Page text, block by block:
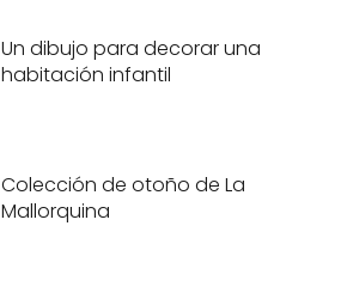
Un dibujo para decorar una
habitación infantil
Colección de otoño de La
Mallorquina